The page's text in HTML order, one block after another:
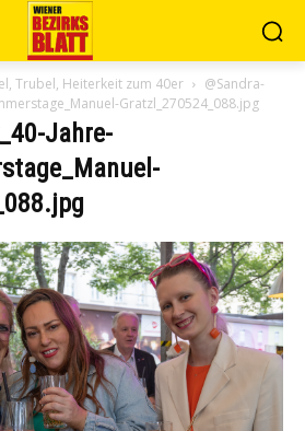
Trubel, Heiterkeit zum 40er
@Sandra-
Gratzl_270524_088.jpg
Jahre-